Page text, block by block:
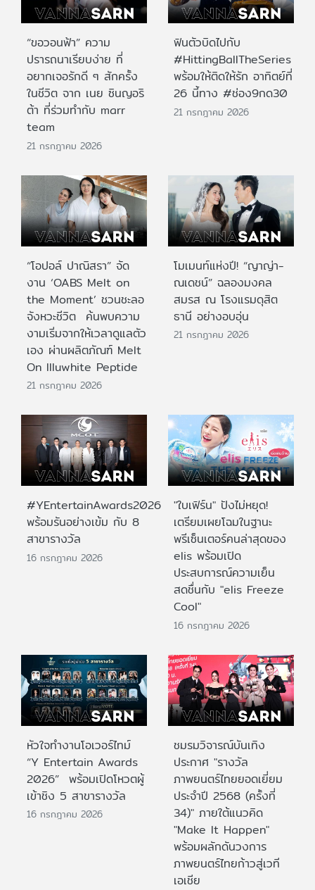
“ขอวอนฟ้า” ความ
ปรารถนาเรียบง่าย ที่
อยากเจอรักดี ๆ สักครั้ง
ในชีวิต จาก เนย ซินญอริ
ต้า ที่ร่วมทำกับ marr
team
21 กรกฎาคม 2026
ฟินตัวบิดไปกับ
#HittingBallTheSeries
พร้อมให้ติดให้รัก อาทิตย์ที่
26 นี้ทาง #ช่อง9กด30
21 กรกฎาคม 2026
“โอปอล์ ปาณิสรา” จัด
งาน ‘OABS Melt on
the Moment’ ชวนชะลอ
จังหวะชีวิต ค้นพบความ
งามเริ่มจากให้เวลาดูแลตัว
เอง ผ่านผลิตภัณฑ์ Melt
On Illuwhite Peptide
21 กรกฎาคม 2026
โมเมนท์แห่งปี! “ญาญ่า-
ณเดชน์” ฉลองมงคล
สมรส ณ โรงแรมดุสิต
ธานี อย่างอบอุ่น
21 กรกฎาคม 2026
#YEntertainAwards2026
พร้อมรันอย่างเข้ม กับ 8
สาขารางวัล
16 กรกฎาคม 2026
"ใบเฟิร์น" ปังไม่หยุด!
เตรียมเผยโฉมในฐานะ
พรีเซ็นเตอร์คนล่าสุดของ
elis พร้อมเปิด
ประสบการณ์ความเย็น
สดชื่นกับ "elis Freeze
Cool"
16 กรกฎาคม 2026
หัวใจทำงานโอเวอร์ไทม์
“Y Entertain Awards
2026” พร้อมเปิดโหวตผู้
เข้าชิง 5 สาขารางวัล
16 กรกฎาคม 2026
ชมรมวิจารณ์บันเทิง
ประกาศ "รางวัล
ภาพยนตร์ไทยยอดเยี่ยม
ประจําปี 2568 (ครั้งที่
34)" ภายใต้แนวคิด
"Make It Happen"
พร้อมผลักดันวงการ
ภาพยนตร์ไทยก้าวสู่เวที
เอเชีย